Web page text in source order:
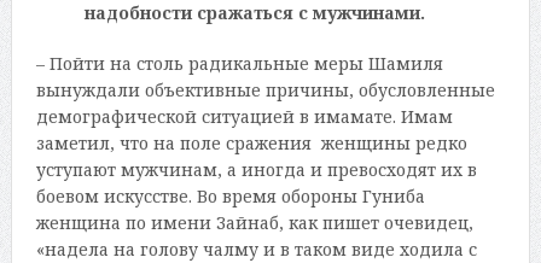
надобности сражаться с мужчинами.
– Пойти на столь радикальные меры Шамиля
вынуждали объективные причины, обусловленные
демографической ситуацией в имамате. Имам
заметил, что на поле сражения женщины редко
уступают мужчинам, а иногда и превосходят их в
боевом искусстве. Во время обороны Гуниба
женщина по имени Зайнаб, как пишет очевидец,
«надела на голову чалму и в таком виде ходила с